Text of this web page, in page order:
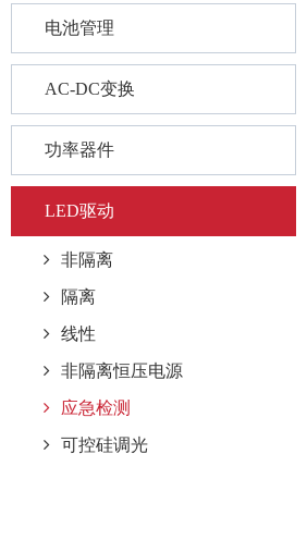
电池管理
AC-DC变换
功率器件
LED驱动
非隔离
隔离
线性
非隔离恒压电源
应急检测
可控硅调光